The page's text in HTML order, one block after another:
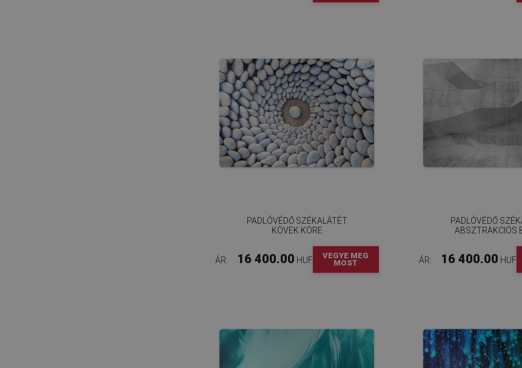
PADLÓVÉDŐ SZÉKALÁTÉT
KÖVEK KÖRE
ÁR: 16 400.00 HUF
VEGYE MEG
MOST
PADLÓVÉDŐ
ABSZTRAKCIÓS
ÁR: 16 400.00 HUF